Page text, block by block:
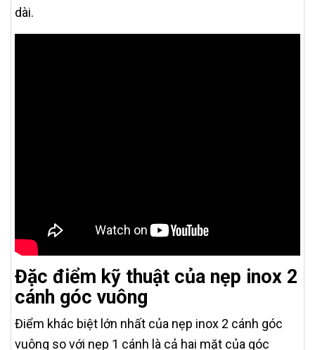
dài.
Đặc điểm kỹ thuật của nẹp inox 2
cánh góc vuông
Điểm khác biệt lớn nhất của nẹp inox 2 cánh góc
vuông so với nẹp 1 cánh là cả hai mặt của góc